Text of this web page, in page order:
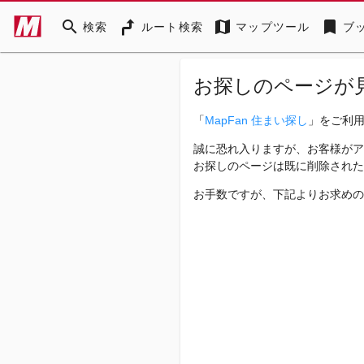
search 検索 ルート検索 map マップツール bookmark ブ
お探しのページが
「MapFan 住まい探し 」をご利
誠に恐れ入りますが、お客様が
お探しのページは既に削除され
お手数ですが、下記よりお求め